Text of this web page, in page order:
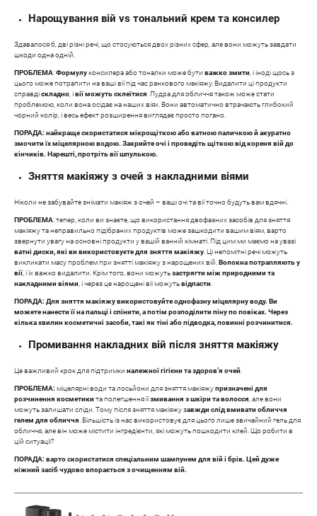
Нарощування вій vs тональний крем та консилер
Здавалося б, дві різні речі, що стосуються двох різних сфер, але вони можуть завдати
шкоди одна одній.
ПРОБЛЕМА:Формулуконсилера або тоналки може бути важко змити , і іноді щось з
цього може потрапити на ваші вії під час ранкового макіяжу. Видалити ці продукти
справдіскладно , івії можуть склеїтися . Пудра для обличчя також може стати
проблемою, коли вона осідає на наших віях. Вони автоматично втрачають глибокий
чорний колір, і весь ефект розширення виглядає просто погано.
ПОРАДА: найкраще скористатися мікрощіткою або ватною паличкою й акуратно
змочити їх міцелярною водою. Закрийте очі і проведіть щіткою від кореня вій до
кінчиків. Нарешті, протріть вії шпулькою.
Зняття макіяжу з очей з накладними віями
Ніколи не забувайте знімати макіяж з очей – ваші очі та вії точно будуть вам вдячні.
ПРОБЛЕМА: тепер, коли ви знаєте, що використання двофазних засобів для зняття
макіяжу та неправильно підібраних продуктів може зашкодити вашим віям, варто
звернути увагу на основні продукти у вашій ванній кімнаті. Під цим ми маємо на увазі
ватні диски, які ви використовуєте для зняття макіяжу . Ці непомітні речі можуть
викликати масу проблем при знятті макіяжу з нарощених вій. Волокна потрапляють у
вії, і їх важко видалити. Крім того, вони можутьзастрягти між природними та
накладними віями , і через це нарощені вії можутьвідпасти
ПОРАДА: Для зняття макіяжу використовуйте однофазну міцелярну воду. Ви
можете нанести її на пальці і спінити, а потім розподілити піну по повіках. Через
кілька хвилин косметичні засоби, такі як тіні або підводка, повинні розчинитися.
Промивання накладних вій після зняття макіяжу
Це важливий крок для підтримки належної гігієни та здоров’я очей
ПРОБЛЕМА: міцелярні води та лосьйони для зняття макіяжупризначені для
розчинення косметикита полегшення їїзмивання з шкіри та волосся , але вони
можуть залишати сліди. Тому після зняття макіяжу завжди слід вмивати обличчя
гелем для обличчя . Більшість із нас використовує для цього лише звичайний гель для
обличчя, але він може містити інгредієнти, які можуть пошкодити клей. Що робити в
цій ситуації?
ПОРАДА: варто скористатися спеціальним шампунем для вій і брів. Цей дуже
ніжний засіб чудово впорається з очищенням вій.